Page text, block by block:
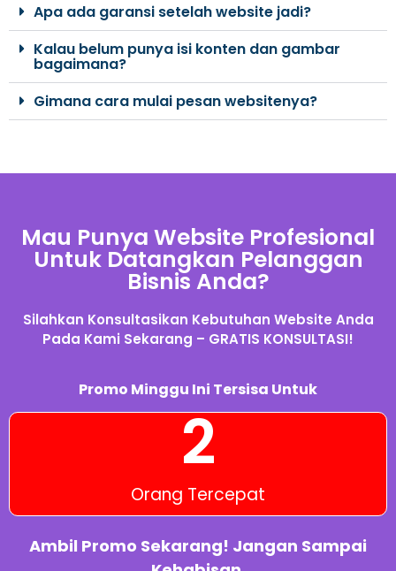
Apa ada garansi setelah website jadi?
Kalau belum punya isi konten dan gambar
bagaimana?
Gimana cara mulai pesan websitenya?
Mau Punya Website Profesional
Untuk Datangkan Pelanggan
Bisnis Anda?
Silahkan Konsultasikan Kebutuhan Website Anda
Pada Kami Sekarang – GRATIS KONSULTASI!
Promo Minggu Ini Tersisa Untuk
Orang Tercepat
2
Ambil Promo Sekarang! Jangan Sampai